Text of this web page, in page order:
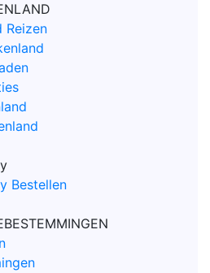
Reizen
Bestellen